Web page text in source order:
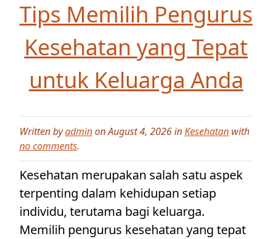
Tips Memilih Pengurus
Kesehatan yang Tepat
untuk Keluarga Anda
Written byadminon August 4, 2026 inKesehatan with
no comments.
Kesehatan merupakan salah satu aspek
terpenting dalam kehidupan setiap
individu, terutama bagi keluarga.
Memilih pengurus kesehatan yang tepat